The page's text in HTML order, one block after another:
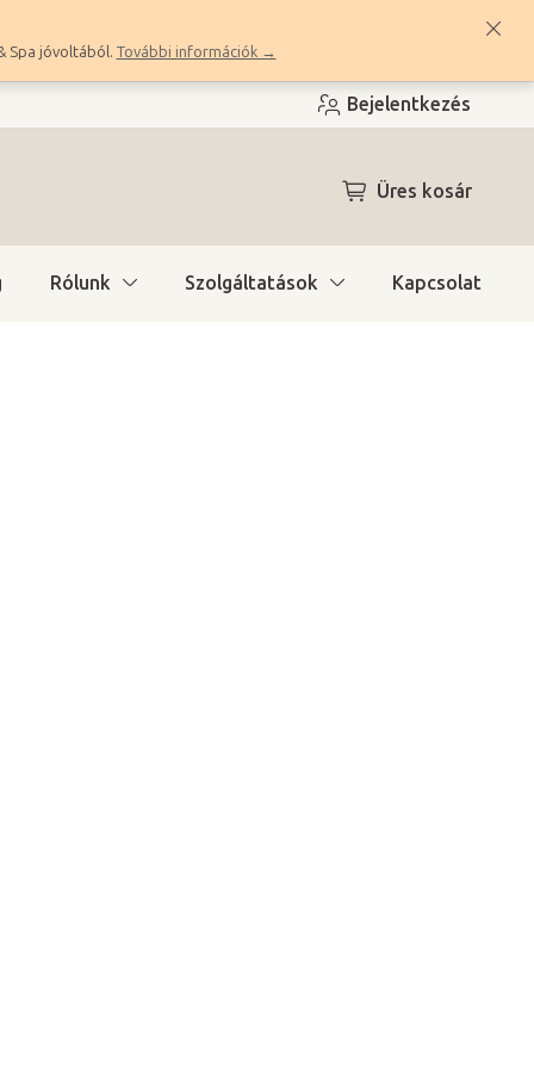
Spa jóvoltából. További információk →
Bejelentkezés
KOSÁR
Üres kosár
Rólunk Szolgáltatások Kapcsolat